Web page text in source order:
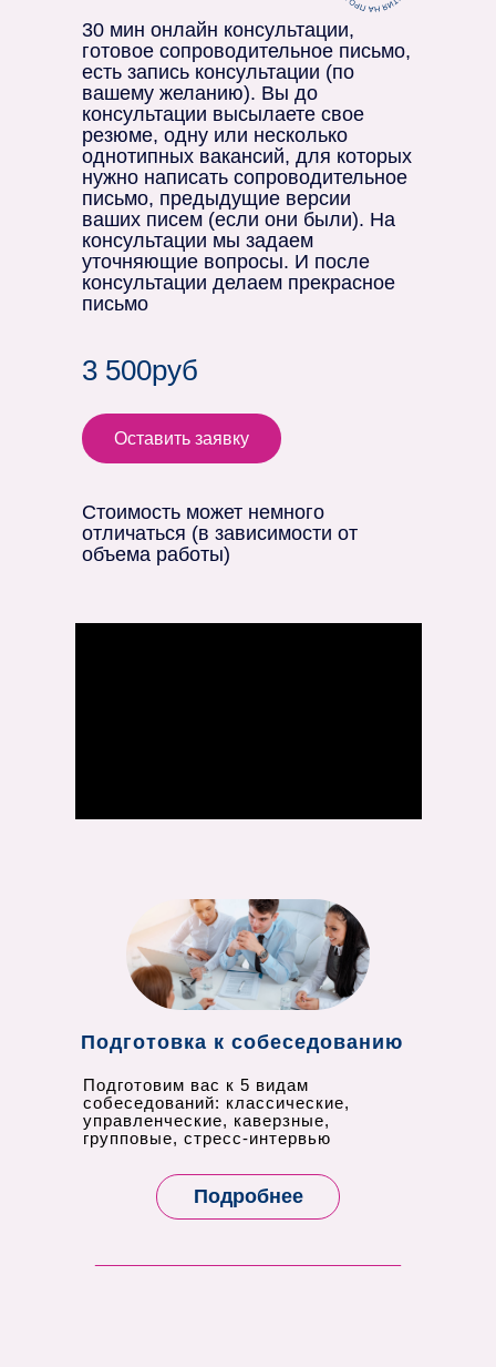
30 мин онлайн консультации,
готовое сопроводительное письмо,
есть запись консультации (по
вашему желанию). Вы до
консультации высылаете свое
резюме, одну или несколько
однотипных вакансий, для которых
нужно написать сопроводительное
письмо, предыдущие версии
ваших писем (если они были). На
консультации мы задаем
уточняющие вопросы. И после
консультации делаем прекрасное
письмо
3 500руб
Оставить заявку
Стоимость может немного
отличаться (в зависимости от
объема работы)
Подготовка к собеседованию
Подготовим вас к 5 видам
собеседований: классические,
управленческие, каверзные,
групповые, стресс-интервью
Подробнее